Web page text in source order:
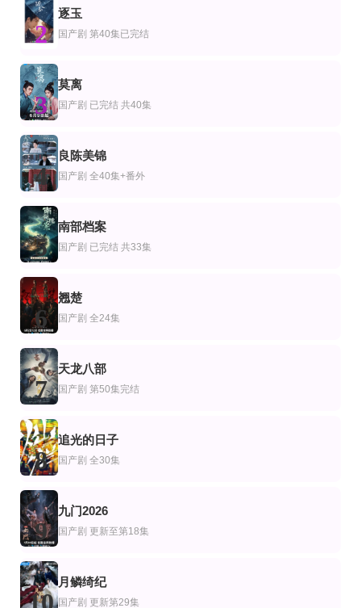
更新至第04集
做我的专属队友
全集
十赌十诈，不赌为赢
第18集完结
小芳2026
全集
重拾愿今生有你
黄波＆陈辞
第15集已完结
试婚丫鬟(2026)
沈绿猗,陆景行
第7集完结
四分卫第三季
杰登·丹尼尔斯,Joe Flacco,Baker Mayfield,Cam Ward
全集
快过年，我激活了神豪系统
魏文龙＆梁雪纯
第10集完结
高尔夫鹰雄第一季
莫莉·香侬,吉米·塔特罗,威尔·法瑞尔,托比·哈斯,梦露·克莱恩,福琼·费姆斯特,托
第8集
山海经之山海归序
泰坦尼克号：沉没之夜
Hannah Wengård,格里·奥布莱恩,里斯·曼尼恩,Sara Diab,Adam Rhys-Charles,
余生有你一世欢喜
黄波＆邓燕妮
最终正义
马克·达卡斯考斯,布兰登·雷亚,马蒂亚斯·休斯,迈克·莫勒,麦克·里德,马迪斯·兰德
2
逐玉
国产剧 第40集已完结
3
莫离
国产剧 已完结 共40集
4
良陈美锦
国产剧 全40集+番外
5
南部档案
国产剧 已完结 共33集
6
翘楚
国产剧 全24集
7
天龙八部
国产剧 第50集完结
8
追光的日子
国产剧 全30集
9
九门2026
国产剧 更新至第18集
月鳞绮纪
国产剧 更新第29集